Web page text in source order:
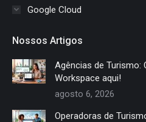
Google Cloud
Nossos Artigos
Agências de Turismo:
Workspace aqui!
agosto 6, 2026
Operadoras de